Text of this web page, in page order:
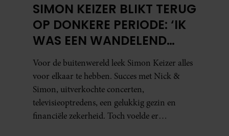
SIMON KEIZER BLIKT TERUG
OP DONKERE PERIODE: ‘IK
WAS EEN WANDELEND
HOOFD’
Voor de buitenwereld leek Simon Keizer alles
voor elkaar te hebben. Succes met Nick &
Simon, uitverkochte concerten,
televisieoptredens, een gelukkig gezin en
financiële zekerheid. Toch voelde er